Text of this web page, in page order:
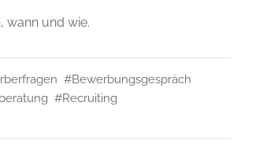
wann und wie.
#Bewerbungsgespräch
#Recruiting